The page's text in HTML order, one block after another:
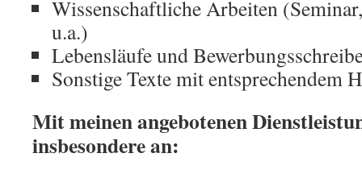
Wissenschaftliche Arbeiten
u.a.)
Lebensläufe und
Sonstige Texte mit entsprechendem
Mit meinen angebotenen
insbesondere an: